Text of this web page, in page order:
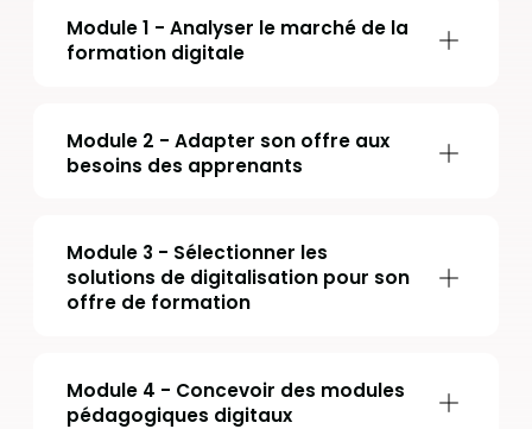
Module 1 - Analyser le marché de la
formation digitale
Module 2 - Adapter son offre aux
besoins des apprenants
Module 3 - Sélectionner les
solutions de digitalisation pour son
offre de formation
Module 4 - Concevoir des modules
pédagogiques digitaux